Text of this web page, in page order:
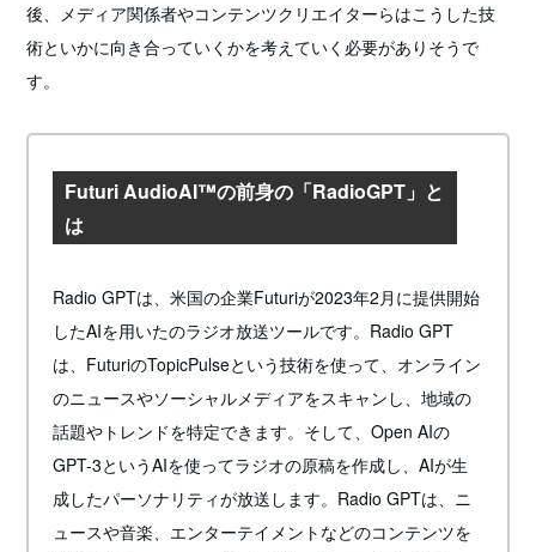
後、メディア関係者やコンテンツクリエイターらはこうした技
術といかに向き合っていくかを考えていく必要がありそうで
す。
Futuri AudioAI™の前身の「RadioGPT」と
は
Radio GPTは、米国の企業Futuriが2023年2月に提供開始
したAIを用いたのラジオ放送ツールです。Radio GPT
は、FuturiのTopicPulseという技術を使って、オンライン
のニュースやソーシャルメディアをスキャンし、地域の
話題やトレンドを特定できます。そして、Open AIの
GPT-3というAIを使ってラジオの原稿を作成し、AIが生
成したパーソナリティが放送します。Radio GPTは、ニ
ュースや音楽、エンターテイメントなどのコンテンツを